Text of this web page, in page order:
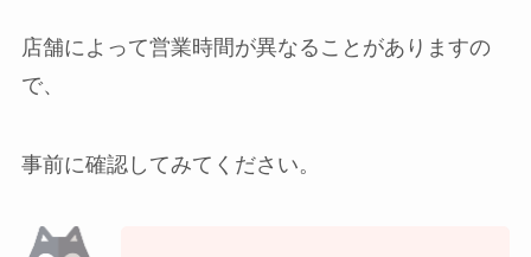
店舗によって営業時間が異なることがありますの
で、
事前に確認してみてください。